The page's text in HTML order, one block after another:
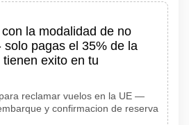
la modalidad de no
solo pagas el 35% de la
exito en tu
reclamar vuelos en la UE —
y confirmacion de reserva